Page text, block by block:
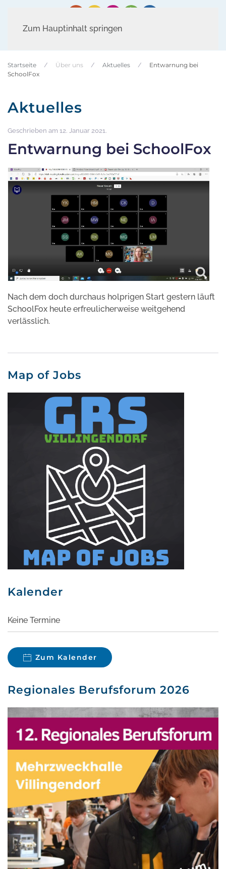
Zum Hauptinhalt springen
Startseite Über uns Aktuelles
Entwarnung bei
SchoolFox
Aktuelles
Geschrieben am 12. Januar 2021.
Entwarnung bei SchoolFox
Nach dem doch durchaus holprigen Start gestern läuft
SchoolFox heute erfreulicherweise weitgehend
verlässlich.
Map of Jobs
Kalender
Keine Termine
Zum Kalender
Regionales Berufsforum 2026